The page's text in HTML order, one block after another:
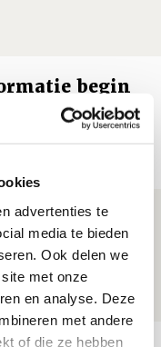
advertenties te
media te bieden
Ook delen we
met onze
en analyse. Deze
met andere
of die ze hebben
begin
1? Dat
uit